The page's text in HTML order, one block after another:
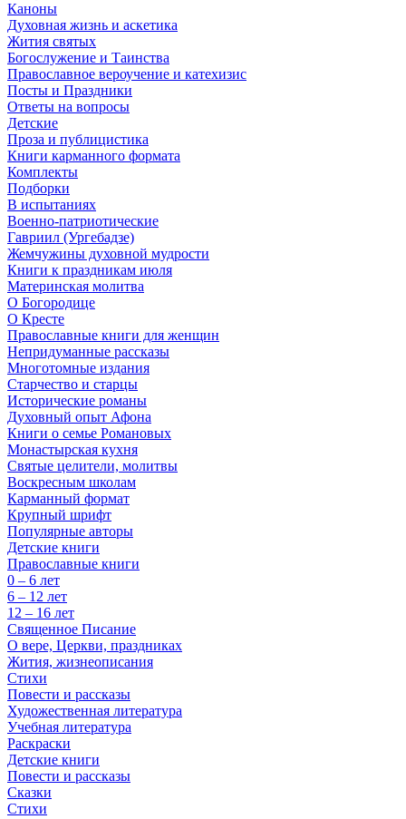
Каноны
Духовная жизнь и аскетика
Жития святых
Богослужение и Таинства
Православное вероучение и катехизис
Посты и Праздники
Ответы на вопросы
Детские
Проза и публицистика
Книги карманного формата
Комплекты
Подборки
В испытаниях
Военно-патриотические
Гавриил (Ургебадзе)
Жемчужины духовной мудрости
Книги к праздникам июля
Материнская молитва
О Богородице
О Кресте
Православные книги для женщин
Непридуманные рассказы
Многотомные издания
Старчество и старцы
Исторические романы
Духовный опыт Афона
Книги о семье Романовых
Монастырская кухня
Святые целители, молитвы
Воскресным школам
Карманный формат
Крупный шрифт
Популярные авторы
Детские книги
Православные книги
0 – 6 лет
6 – 12 лет
12 – 16 лет
Священное Писание
О вере, Церкви, праздниках
Жития, жизнеописания
Стихи
Повести и рассказы
Художественная литература
Учебная литература
Раскраски
Детские книги
Повести и рассказы
Сказки
Стихи